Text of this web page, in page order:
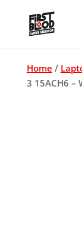
Home /
3 15ACH6 –